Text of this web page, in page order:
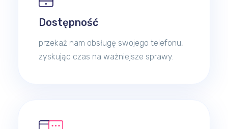
Dostępność
przekaż nam obsługę swojego telefonu,
zyskując czas na ważniejsze sprawy.